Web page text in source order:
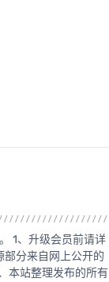
1、升级会员前请详
分来自网上公开的
本站整理发布的所有